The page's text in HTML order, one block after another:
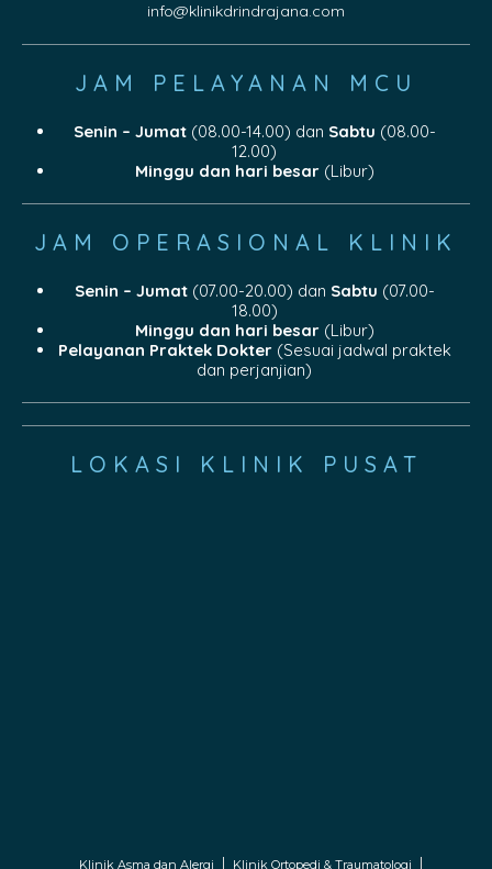
info@klinikdrindrajana.com
JAM PELAYANAN MCU
Senin – Jumat(08.00-14.00) dan Sabtu (08.00-
12.00)
Minggu dan hari besar(Libur)
JAM OPERASIONAL KLINIK
Senin – Jumat(07.00-20.00) dan Sabtu (07.00-
18.00)
Minggu dan hari besar(Libur)
Pelayanan Praktek Dokter(Sesuai jadwal praktek
dan perjanjian)
LOKASI KLINIK PUSAT
Klinik Asma dan Alergi Klinik Ortopedi & Traumatologi